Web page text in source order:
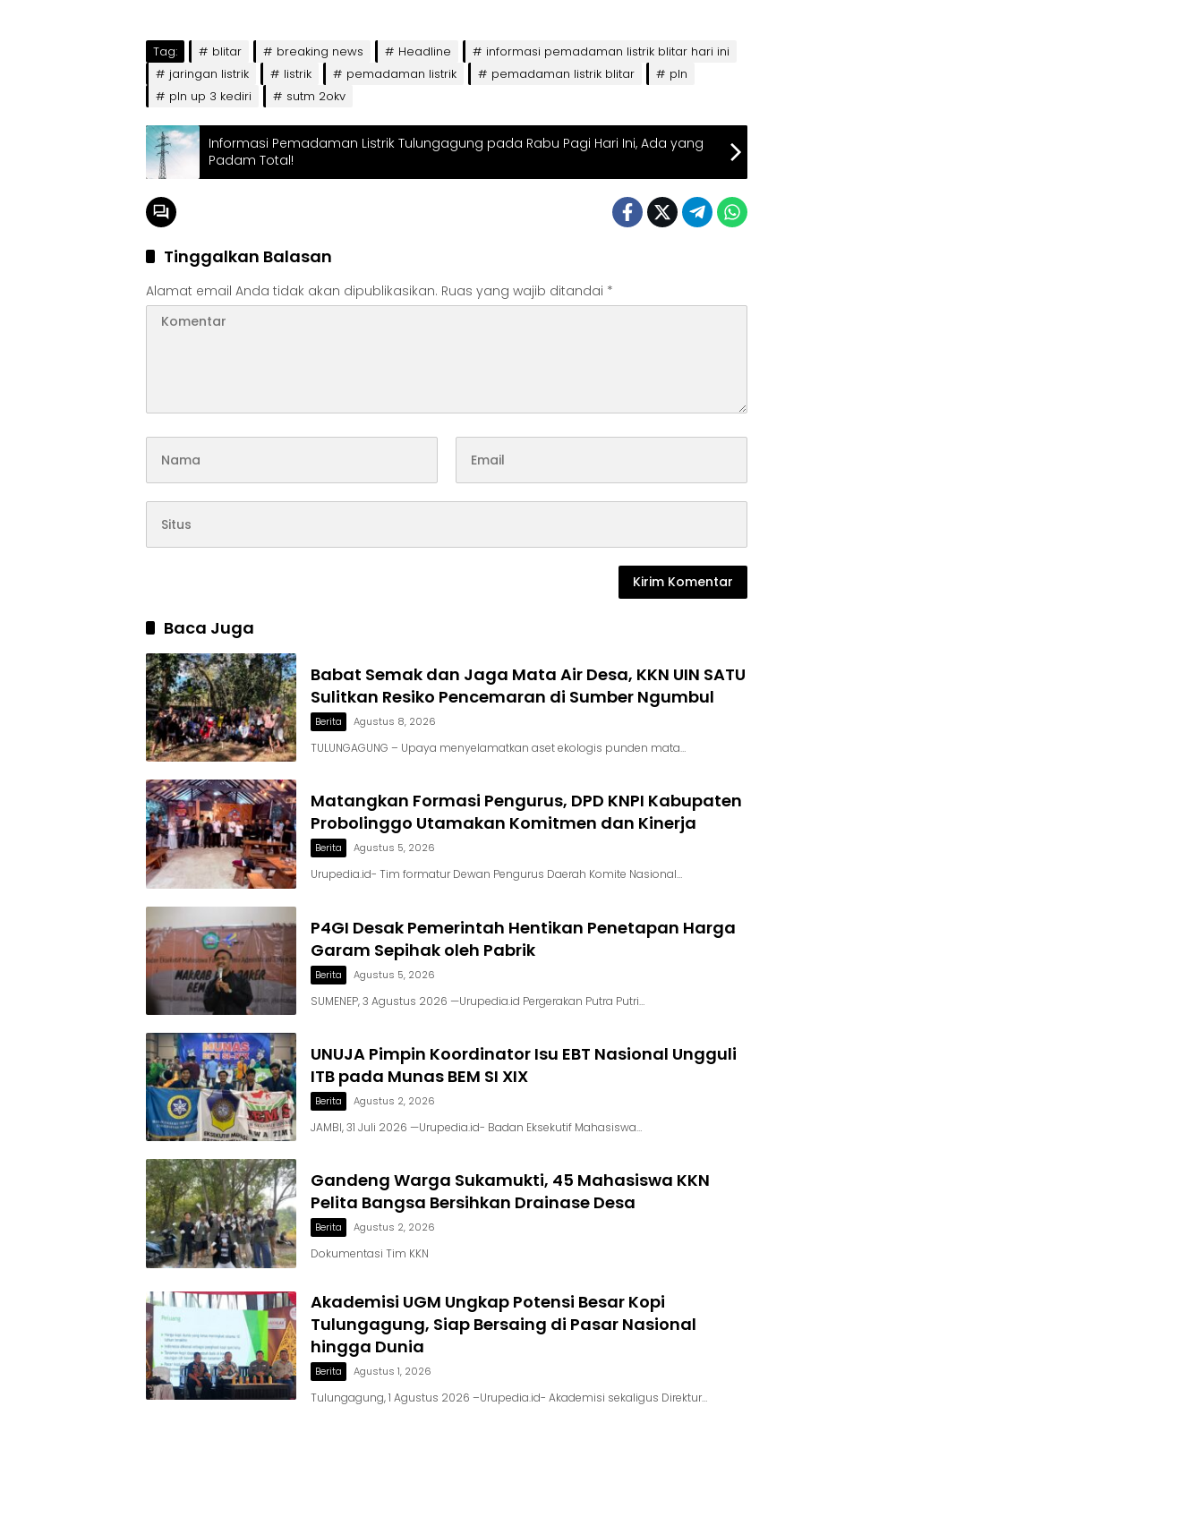
Tag: blitar breaking news Headline
informasi pemadaman listrik blitar hari ini
jaringan listrik
listrik pemadaman listrik pemadaman listrik blitar
pln
pln up 3 kediri
sutm 2okv
Informasi Pemadaman Listrik Tulungagung pada Rabu Pagi Hari Ini, Ada yang
Padam Total!
Tinggalkan Balasan
Alamat email Anda tidak akan dipublikasikan. Ruas yang wajib ditandai *
Baca Juga
Babat Semak dan Jaga Mata Air Desa, KKN UIN SATU
Sulitkan Resiko Pencemaran di Sumber Ngumbul
Berita Agustus 8, 2026
TULUNGAGUNG – Upaya menyelamatkan aset ekologis punden mata…
Matangkan Formasi Pengurus, DPD KNPI Kabupaten
Probolinggo Utamakan Komitmen dan Kinerja
Berita Agustus 5, 2026
Urupedia.id- Tim formatur Dewan Pengurus Daerah Komite Nasional…
P4GI Desak Pemerintah Hentikan Penetapan Harga
Garam Sepihak oleh Pabrik
Berita Agustus 5, 2026
SUMENEP, 3 Agustus 2026 —Urupedia.id Pergerakan Putra Putri…
UNUJA Pimpin Koordinator Isu EBT Nasional Ungguli
ITB pada Munas BEM SI XIX
Berita Agustus 2, 2026
JAMBI, 31 Juli 2026 —Urupedia.id- Badan Eksekutif Mahasiswa…
Gandeng Warga Sukamukti, 45 Mahasiswa KKN
Pelita Bangsa Bersihkan Drainase Desa
Berita Agustus 2, 2026
Dokumentasi Tim KKN
Akademisi UGM Ungkap Potensi Besar Kopi
Tulungagung, Siap Bersaing di Pasar Nasional
hingga Dunia
Berita Agustus 1, 2026
Tulungagung, 1 Agustus 2026 –Urupedia.id- Akademisi sekaligus Direktur…